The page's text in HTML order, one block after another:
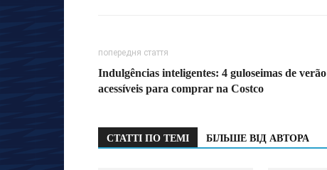
попередня стаття
Indulgências inteligentes: 4 guloseimas de verão
acessíveis para comprar na Costco
СТАТТІ ПО ТЕМІ БІЛЬШЕ ВІД АВТОРА